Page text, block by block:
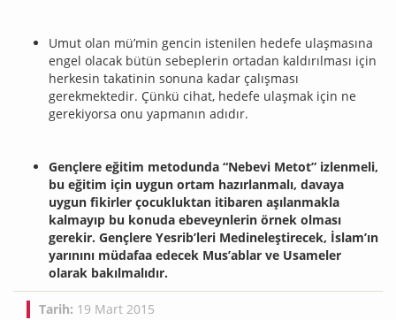
Umut olan mü’min gencin istenilen hedefe ulaşmasına
engel olacak bütün sebeplerin ortadan kaldırılması için
herkesin takatinin sonuna kadar çalışması
gerekmektedir. Çünkü cihat, hedefe ulaşmak için ne
gerekiyorsa onu yapmanın adıdır.
Gençlere eğitim metodunda “Nebevi Metot” izlenmeli,
bu eğitim için uygun ortam hazırlanmalı, davaya
uygun fikirler çocukluktan itibaren aşılanmakla
kalmayıp bu konuda ebeveynlerin örnek olması
gerekir. Gençlere Yesrib’leri Medineleştirecek, İslam’ın
yarınını müdafaa edecek Mus’ablar ve Usameler
olarak bakılmalıdır.
Tarih: 19 Mart 2015